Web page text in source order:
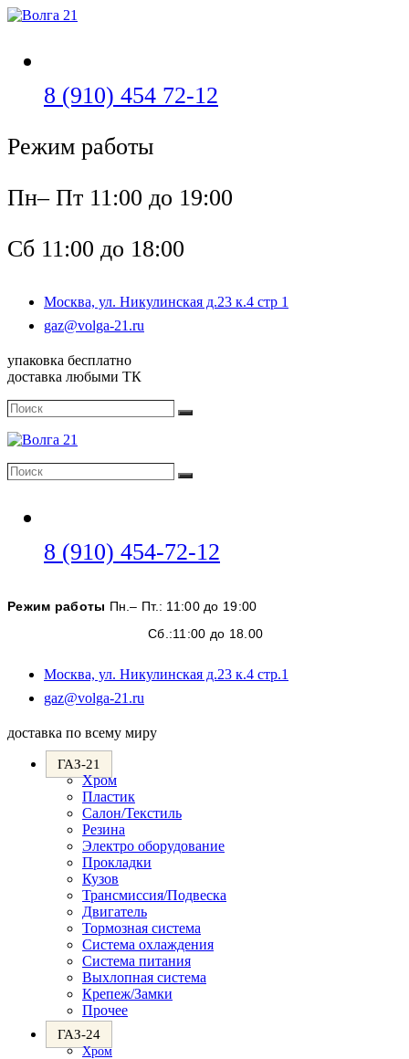
Перейти
8 (910) 454 72-12
Режим работы
Пн– Пт 11:00 до 19:00
Сб 11:00 до 18:00
Москва, ул. Никулинская д.23 к.4 стр 1
gaz@volga-21.ru
упаковка бесплатно
доставка любыми ТК
Поиск
Поиск
Поиск
Поиск
8 (910) 454-72-12
вашем
приложении
Режим работы Пн.– Пт.: 11:00 до 19:00
Сб.:11:00 до 18.00
Москва, ул. Никулинская д.23 к.4 стр.1
gaz@volga-21.ru
вашем
доставка по всему миру
ГАЗ-21
Хром
Пластик
Салон/Текстиль
Резина
Электро оборудование
Прокладки
Кузов
Трансмиссия/Подвеска
Двигатель
Тормозная система
Система охлаждения
Система питания
Выхлопная система
Крепеж/Замки
Прочее
ГАЗ-24
Хром